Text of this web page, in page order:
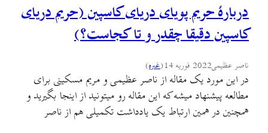
دربارهٔ حریم پویای دریای کاسپین (حریم دریای
کاسپین دقیقا چقدر و تا کجاست؟)
ناصر عظیمی2022 فوریه 14 (غىره)
در این مورد یک مقاله از ناصر عظیمی و مریم مسکینی برای
مطالعه پیشنهاد میشه که این مقاله رو میتونید از اینجا بگیرید و
همچنین در همین ارتباط یک یادداشت تکمیلی هم از ناصر